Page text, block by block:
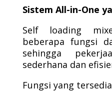
Sistem All-in-One
Self loading
beberapa fungsi
sehingga
sederhana dan
Fungsi yang